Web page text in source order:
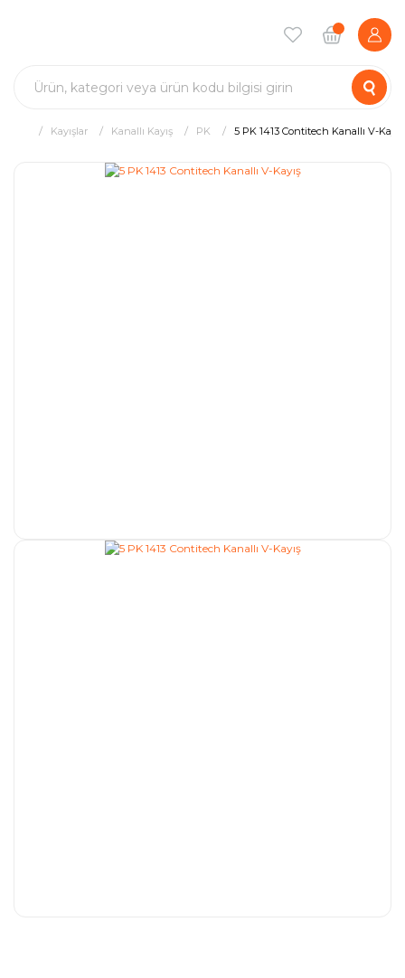
Kayışlar Kanallı Kayış PK 5 PK 1413 Contitech Kanallı V-Kayış